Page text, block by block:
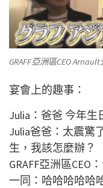
GRAFF亞洲區CEO
宴會上的趣事：
Julia：爸爸 今年生
Julia爸爸：太震驚
生，我該怎麼辦？
GRAFF亞洲區CEO
一同：哈哈哈哈哈